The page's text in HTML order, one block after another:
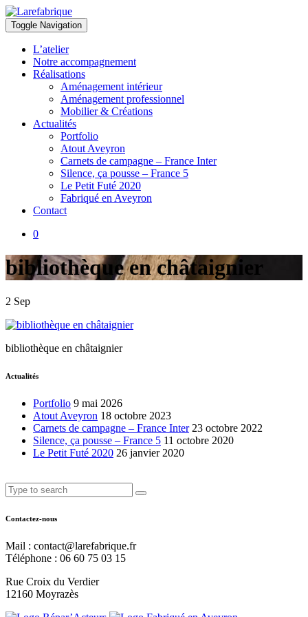
Larefabrique
Larefabrique – Aménagement intérieur design pour pro et particuliers
Toggle Navigation
L’atelier
Notre accompagnement
Réalisations
Aménagement intérieur
Aménagement professionnel
Mobilier & Créations
Actualités
Portfolio
Atout Aveyron
Carnets de campagne – France Inter
Silence, ça pousse – France 5
Le Petit Futé 2020
Fabriqué en Aveyron
Contact
0
bibliothèque en châtaignier
2 Sep
bibliothèque en châtaignier
Actualités
Portfolio 9 mai 2026
Atout Aveyron 18 octobre 2023
Carnets de campagne – France Inter 23 octobre 2022
Silence, ça pousse – France 5 11 octobre 2020
Le Petit Futé 2020 26 janvier 2020
Contactez-nous
Mail : contact@larefabrique.fr
Téléphone : 06 60 75 03 15
Rue Croix du Verdier
12160 Moyrazès